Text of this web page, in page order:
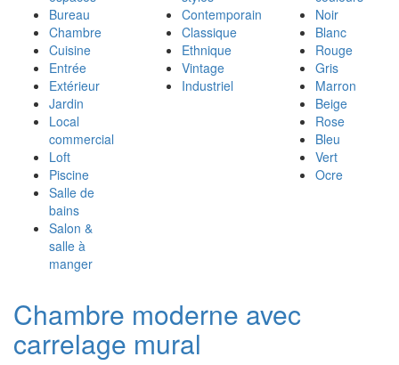
Bureau
Chambre
Cuisine
Entrée
Extérieur
Jardin
Local
commercial
Loft
Piscine
Salle de
bains
Salon &
salle à
manger
Contemporain
Classique
Ethnique
Vintage
Industriel
Noir
Blanc
Rouge
Gris
Marron
Beige
Rose
Bleu
Vert
Ocre
Chambre moderne avec
carrelage mural